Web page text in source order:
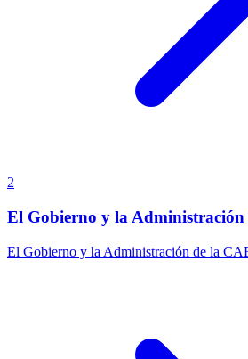
2
El Gobierno y la
El Gobierno y la Administración de la